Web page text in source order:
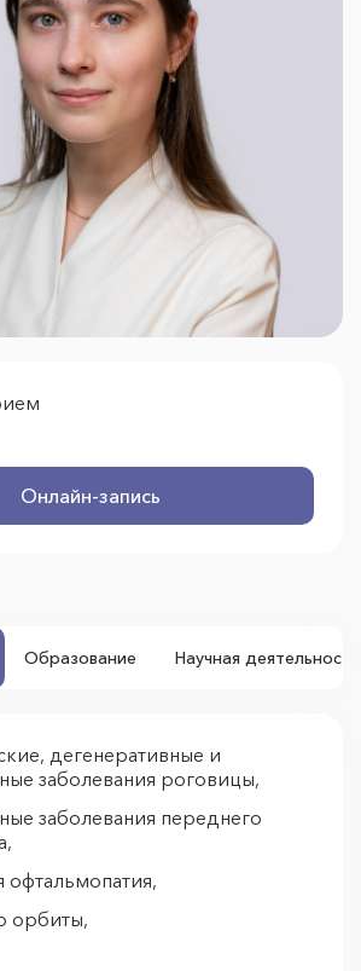
Онлайн-запись
Образование Научная деятельность
дегенеративные и
заболевания роговицы,
заболевания переднего
офтальмопатия,
орбиты,